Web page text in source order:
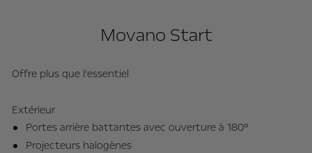
Movano Start
Offre plus que l’essentiel
Extérieur
Portes arrière battantes avec ouverture à 180°
Projecteurs halogènes